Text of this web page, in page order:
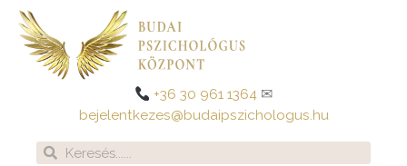
Skip
content
+36 30 961 1364 ✉
bejelentkezes@budaipszichologus.hu